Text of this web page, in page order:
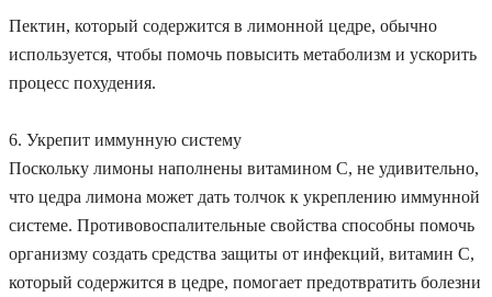
Пектин, который содержится в лимонной цедре, обычно
используется, чтобы помочь повысить метаболизм и ускорить
процесс похудения.
6. Укрепит иммунную систему
Поскольку лимоны наполнены витамином С, не удивительно,
что цедра лимона может дать толчок к укреплению иммунной
системе. Противовоспалительные свойства способны помочь
организму создать средства защиты от инфекций, витамин С,
который содержится в цедре, помогает предотвратить болезни